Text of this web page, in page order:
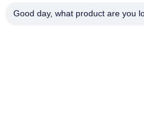
Qualitätskontrolle
Good day, what product are you